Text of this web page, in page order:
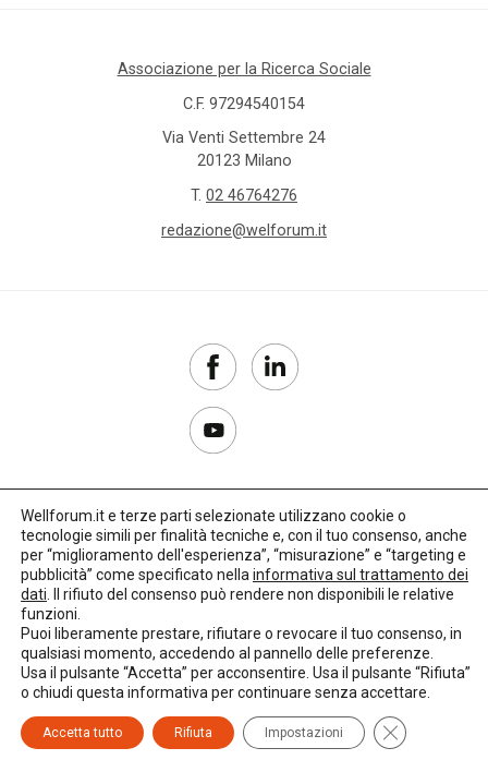
Associazione per la Ricerca Sociale
C.F. 97294540154
Via Venti Settembre 24
20123 Milano
T. 02 46764276
redazione@welforum.it
Copyright 2017–2026
Privacy Policy
Credits: LO Studio
Wellforum.it e terze parti selezionate utilizzano cookie o
tecnologie simili per finalità tecniche e, con il tuo consenso, anche
per “miglioramento dell'esperienza”, “misurazione” e “targeting e
pubblicità” come specificato nella informativa sul trattamento dei
dati . Il rifiuto del consenso può rendere non disponibili le relative
funzioni.
Puoi liberamente prestare, rifiutare o revocare il tuo consenso, in
qualsiasi momento, accedendo al pannello delle preferenze.
Usa il pulsante “Accetta” per acconsentire. Usa il pulsante “Rifiuta”
o chiudi questa informativa per continuare senza accettare.
Accetta tutto Rifiuta Impostazioni Close GDPR